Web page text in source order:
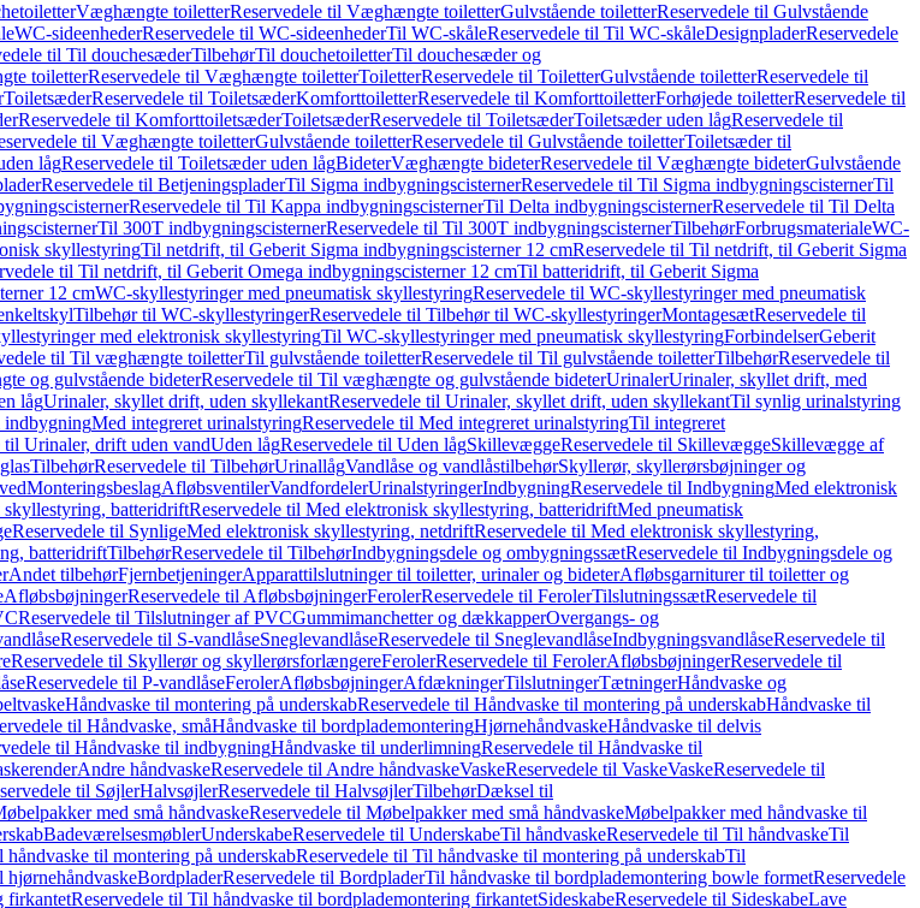
Væghængte toiletterReservedele til Væghængte toiletterGulvstående toiletterReservedele til Gulvstående
WC-sideenhederReservedele til WC-sideenhederTil WC-skåleReservedele til Til WC-skåleDesignpladerReservedele
til Til douchesæderTilbehørTil douchetoiletterTil douchesæder og
toiletterReservedele til Væghængte toiletterToiletterReservedele til ToiletterGulvstående toiletterReservedele til
ToiletsæderReservedele til ToiletsæderKomforttoiletterReservedele til KomforttoiletterForhøjede toiletterReservedele til
Reservedele til KomforttoiletsæderToiletsæderReservedele til ToiletsæderToiletsæder uden lågReservedele til
til Væghængte toiletterGulvstående toiletterReservedele til Gulvstående toiletterToiletsæder til
lågReservedele til Toiletsæder uden lågBideterVæghængte bideterReservedele til Væghængte bideterGulvstående
Reservedele til BetjeningspladerTil Sigma indbygningscisternerReservedele til Til Sigma indbygningscisternerTil
Reservedele til Til Kappa indbygningscisternerTil Delta indbygningscisternerReservedele til Til Delta
Til 300T indbygningscisternerReservedele til Til 300T indbygningscisternerTilbehørForbrugsmaterialeWC-
skyllestyringTil netdrift, til Geberit Sigma indbygningscisterner 12 cmReservedele til Til netdrift, til Geberit Sigma
til Til netdrift, til Geberit Omega indbygningscisterner 12 cmTil batteridrift, til Geberit Sigma
12 cmWC-skyllestyringer med pneumatisk skyllestyringReservedele til WC-skyllestyringer med pneumatisk
Tilbehør til WC-skyllestyringerReservedele til Tilbehør til WC-skyllestyringerMontagesætReservedele til
med elektronisk skyllestyringTil WC-skyllestyringer med pneumatisk skyllestyringForbindelserGeberit
til Til væghængte toiletterTil gulvstående toiletterReservedele til Til gulvstående toiletterTilbehørReservedele til
og gulvstående bideterReservedele til Til væghængte og gulvstående bideterUrinalerUrinaler, skyllet drift, med
lågUrinaler, skyllet drift, uden skyllekantReservedele til Urinaler, skyllet drift, uden skyllekantTil synlig urinalstyring
indbygningMed integreret urinalstyringReservedele til Med integreret urinalstyringTil integreret
til Urinaler, drift uden vandUden lågReservedele til Uden lågSkillevæggeReservedele til SkillevæggeSkillevægge af
TilbehørReservedele til TilbehørUrinallågVandlåse og vandlåstilbehørSkyllerør, skyllerørsbøjninger og
MonteringsbeslagAfløbsventilerVandfordelerUrinalstyringerIndbygningReservedele til IndbygningMed elektronisk
batteridriftReservedele til Med elektronisk skyllestyring, batteridriftMed pneumatisk
Reservedele til SynligeMed elektronisk skyllestyring, netdriftReservedele til Med elektronisk skyllestyring,
batteridriftTilbehørReservedele til TilbehørIndbygningsdele og ombygningssætReservedele til Indbygningsdele og
Andet tilbehørFjernbetjeningerApparattilslutninger til toiletter, urinaler og bideterAfløbsgarniturer til toiletter og
AfløbsbøjningerReservedele til AfløbsbøjningerFerolerReservedele til FerolerTilslutningssætReservedele til
Reservedele til Tilslutninger af PVCGummimanchetter og dækkapperOvergangs- og
Reservedele til S-vandlåseSneglevandlåseReservedele til SneglevandlåseIndbygningsvandlåseReservedele til
Reservedele til Skyllerør og skyllerørsforlængereFerolerReservedele til FerolerAfløbsbøjningerReservedele til
Reservedele til P-vandlåseFerolerAfløbsbøjningerAfdækningerTilslutningerTætningerHåndvaske og
Håndvaske til montering på underskabReservedele til Håndvaske til montering på underskabHåndvaske til
til Håndvaske, småHåndvaske til bordplademonteringHjørnehåndvaskeHåndvaske til delvis
til Håndvaske til indbygningHåndvaske til underlimningReservedele til Håndvaske til
Andre håndvaskeReservedele til Andre håndvaskeVaskeReservedele til VaskeVaskeReservedele til
til SøjlerHalvsøjlerReservedele til HalvsøjlerTilbehørDæksel til
med små håndvaskeReservedele til Møbelpakker med små håndvaskeMøbelpakker med håndvaske til
BadeværelsesmøblerUnderskabeReservedele til UnderskabeTil håndvaskeReservedele til Til håndvaskeTil
håndvaske til montering på underskabReservedele til Til håndvaske til montering på underskabTil
hjørnehåndvaskeBordpladerReservedele til BordpladerTil håndvaske til bordplademontering bowle formetReservedele
firkantetReservedele til Til håndvaske til bordplademontering firkantetSideskabeReservedele til SideskabeLave